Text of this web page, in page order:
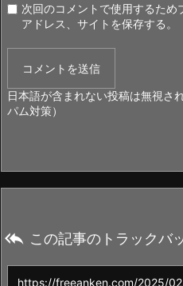
次回のコメントで使用するた
アドレス、サイトを保存する。
日本語が含まれない投稿は無視さ
パム対策）
 この記事のトラックバ